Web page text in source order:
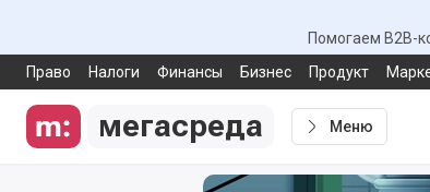
Помогаем B2B-
Право Налоги Финансы Бизнес Продукт
мегасреда Меню